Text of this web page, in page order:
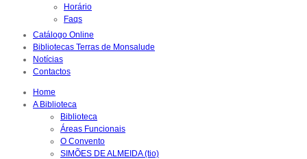
Horário
Faqs
Catálogo Online
Bibliotecas Terras de Monsalude
Notícias
Contactos
Home
A Biblioteca
Biblioteca
Áreas Funcionais
O Convento
SIMÕES DE ALMEIDA (tio)